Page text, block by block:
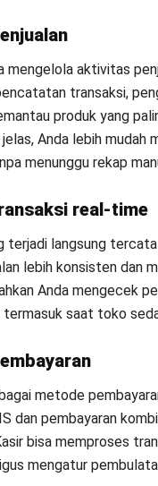
mengelola aktivitas
transaksi,
produk yang
Anda lebih mudah
menunggu rekap
real-time
terjadi langsung
lebih konsisten dan
Anda mengecek
termasuk saat toko
metode
dan pembayaran
bisa memproses
mengatur